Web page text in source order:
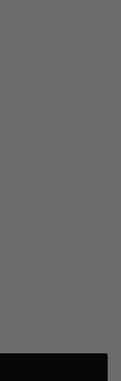
số lượng